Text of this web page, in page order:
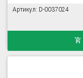
Артикул: D-0037024